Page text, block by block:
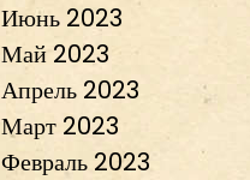
Июнь 2023
Май 2023
Апрель 2023
Март 2023
Февраль 2023